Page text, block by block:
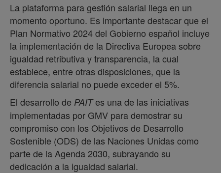
La plataforma para gestión salarial llega en un
momento oportuno. Es importante destacar que el
Plan Normativo 2024 del Gobierno español incluye
la implementación de la Directiva Europea sobre
igualdad retributiva y transparencia, la cual
establece, entre otras disposiciones, que la
diferencia salarial no puede exceder el 5%.
El desarrollo de PAITes una de las iniciativas
implementadas por GMV para demostrar su
compromiso con los Objetivos de Desarrollo
Sostenible (ODS) de las Naciones Unidas como
parte de la Agenda 2030, subrayando su
dedicación a la igualdad salarial.